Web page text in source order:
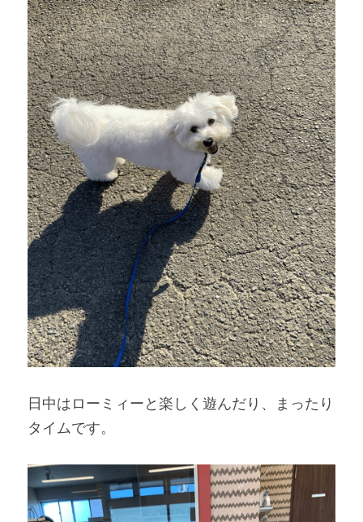
日中はローミィーと楽しく遊んだり、まったり
タイムです。